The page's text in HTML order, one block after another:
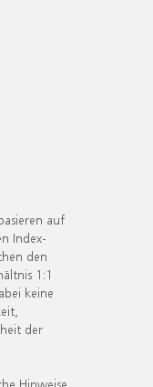
auf
Index-
den
1:1
keine
der